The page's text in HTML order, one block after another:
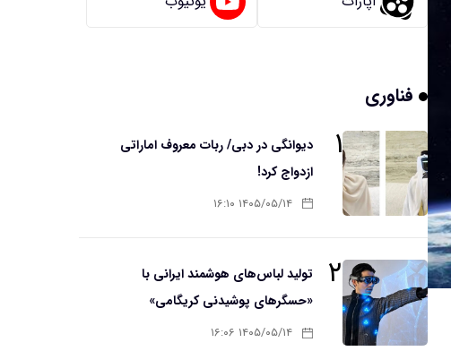
فناوری
۱
دیوانگی در دبی/ ربات معروف اماراتی
ازدواج کرد!
۱۴۰۵/۰۵/۱۴ ۱۶:۱۰
۲
تولید لباس‌های هوشمند ایرانی با
«حسگرهای پوشیدنی کریگامی»
۱۴۰۵/۰۵/۱۴ ۱۶:۰۶